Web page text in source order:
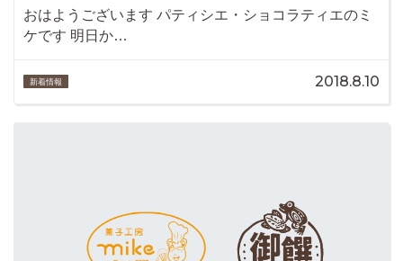
おはようございます パティシエ・ショコラティエのミ
ケです 明日か…
新着情報 2018.8.10